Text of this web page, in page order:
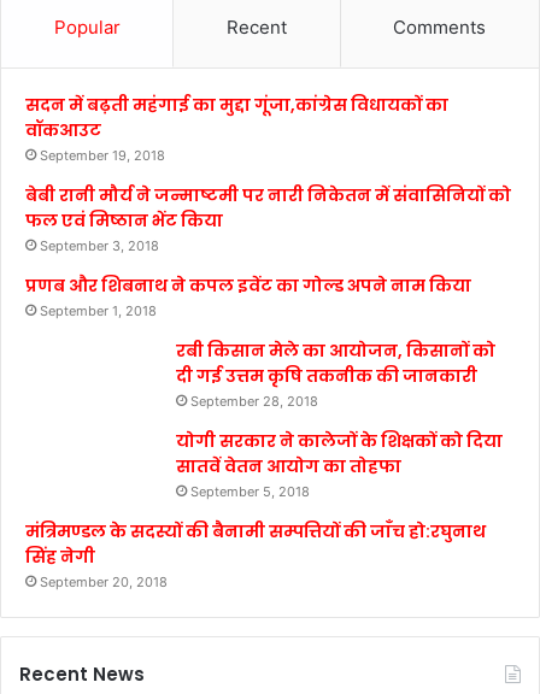
Popular Recent Comments
सदन में बढ़ती महंगाई का मुद्दा गूंजा,कांग्रेस विधायकों का
वॉकआउट
September 19, 2018
बेबी रानी मौर्य ने जन्माष्टमी पर नारी निकेतन में संवासिनियों को
फल एवं मिष्ठान भेंट किया
September 3, 2018
प्रणब और शिबनाथ ने कपल इवेंट का गोल्ड अपने नाम किया
September 1, 2018
रबी किसान मेले का आयोजन, किसानों को
दी गई उत्तम कृषि तकनीक की जानकारी
September 28, 2018
योगी सरकार ने कालेजों के शिक्षकों को दिया
सातवें वेतन आयोग का तोहफा
September 5, 2018
मंत्रिमण्डल के सदस्यों की बैनामी सम्पत्तियों की जाँच हो:रघुनाथ
सिंह नेगी
September 20, 2018
Recent News